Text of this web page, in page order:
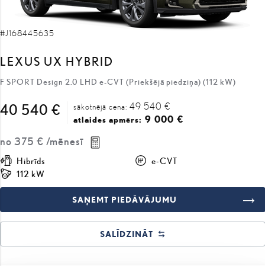
#J168445635
LEXUS UX HYBRID
F SPORT Design 2.0 LHD e-CVT (Priekšējā piedziņa) (112 kW)
40 540 € sākotnējā cena: 49 540 €
atlaides apmērs: 9 000 €
no 375 € /mēnesī
Hibrīds
e-CVT
112 kW
SAŅEMT PIEDĀVĀJUMU
SALĪDZINĀT